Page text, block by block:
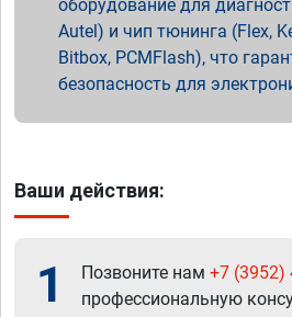
оборудование для
Autel) и чип тюнинга (Flex,
Bitbox, PCMFlash), что
безопасность для
Ваши действия:
1 Позвоните нам +7 (3952)
профессиональную